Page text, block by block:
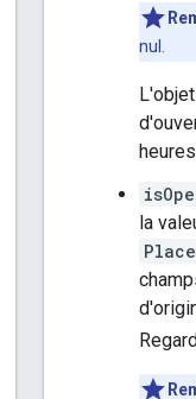
nul.
L'objet
la